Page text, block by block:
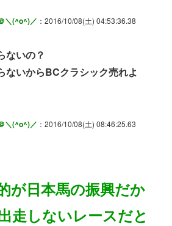
＼(^o^)／ ：2016/10/08(土) 04:53:36.38
ないの？
ないからBCクラシック売れよ
＼(^o^)／ ：2016/10/08(土) 08:46:25.63
が日本馬の振興だか
走しないレースだと